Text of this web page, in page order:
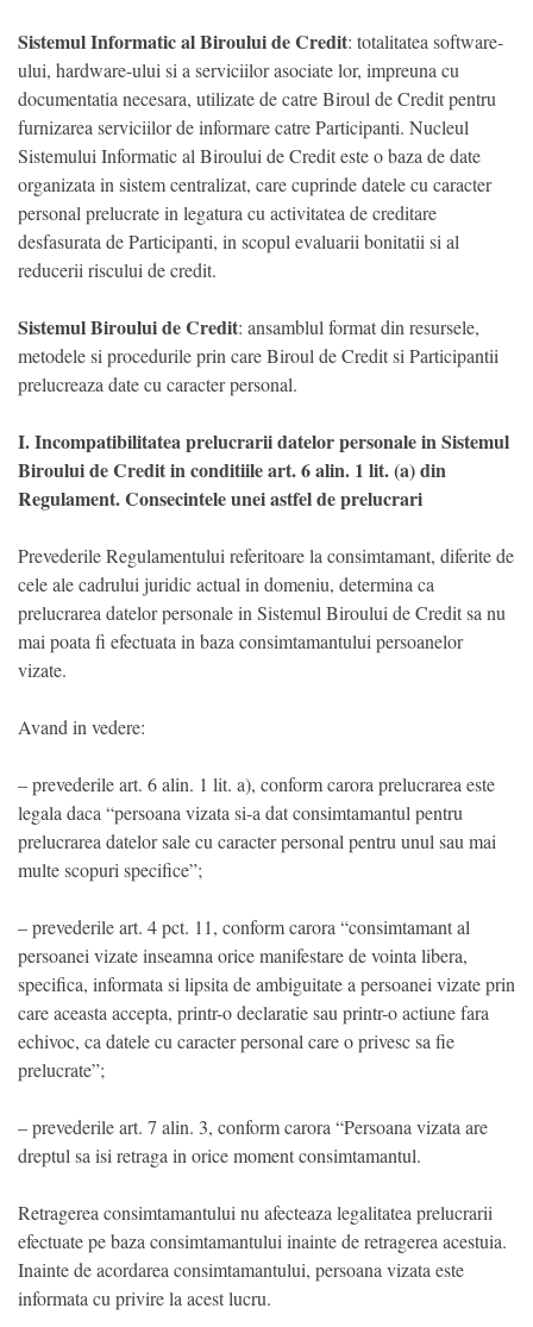
Sistemul Informatic al Biroului de Credit: totalitatea software-
ului, hardware-ului si a serviciilor asociate lor, impreuna cu
documentatia necesara, utilizate de catre Biroul de Credit pentru
furnizarea serviciilor de informare catre Participanti. Nucleul
Sistemului Informatic al Biroului de Credit este o baza de date
organizata in sistem centralizat, care cuprinde datele cu caracter
personal prelucrate in legatura cu activitatea de creditare
desfasurata de Participanti, in scopul evaluarii bonitatii si al
reducerii riscului de credit.
Sistemul Biroului de Credit: ansamblul format din resursele,
metodele si procedurile prin care Biroul de Credit si Participantii
prelucreaza date cu caracter personal.
I. Incompatibilitatea prelucrarii datelor personale in Sistemul
Biroului de Credit in conditiile art. 6 alin. 1 lit. (a) din
Regulament. Consecintele unei astfel de prelucrari
Prevederile Regulamentului referitoare la consimtamant, diferite de
cele ale cadrului juridic actual in domeniu, determina ca
prelucrarea datelor personale in Sistemul Biroului de Credit sa nu
mai poata fi efectuata in baza consimtamantului persoanelor
vizate.
Avand in vedere:
– prevederile art. 6 alin. 1 lit. a), conform carora prelucrarea este
legala daca “persoana vizata si-a dat consimtamantul pentru
prelucrarea datelor sale cu caracter personal pentru unul sau mai
multe scopuri specifice”;
– prevederile art. 4 pct. 11, conform carora “consimtamant al
persoanei vizate inseamna orice manifestare de vointa libera,
specifica, informata si lipsita de ambiguitate a persoanei vizate prin
care aceasta accepta, printr-o declaratie sau printr-o actiune fara
echivoc, ca datele cu caracter personal care o privesc sa fie
prelucrate”;
– prevederile art. 7 alin. 3, conform carora “Persoana vizata are
dreptul sa isi retraga in orice moment consimtamantul.
Retragerea consimtamantului nu afecteaza legalitatea prelucrarii
efectuate pe baza consimtamantului inainte de retragerea acestuia.
Inainte de acordarea consimtamantului, persoana vizata este
informata cu privire la acest lucru.